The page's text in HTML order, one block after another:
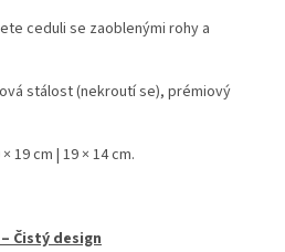
ceduli se zaoblenými rohy a
stálost (nekroutí se), prémiový
19 cm | 19 × 14 cm.
Čistý design